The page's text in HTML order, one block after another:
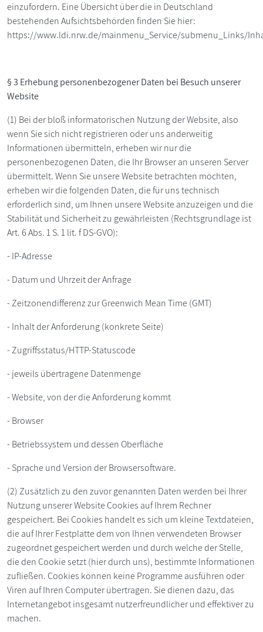
einzufordern. Eine Übersicht über die in Deutschland
bestehenden Aufsichtsbehörden finden Sie hier:
https://www.ldi.nrw.de/mainmenu_Service/submenu_Links/
§ 3 Erhebung personenbezogener Daten bei Besuch unserer
Website
(1) Bei der bloß informatorischen Nutzung der Website, also
wenn Sie sich nicht registrieren oder uns anderweitig
Informationen übermitteln, erheben wir nur die
personenbezogenen Daten, die Ihr Browser an unseren Server
übermittelt. Wenn Sie unsere Website betrachten möchten,
erheben wir die folgenden Daten, die für uns technisch
erforderlich sind, um Ihnen unsere Website anzuzeigen und die
Stabilität und Sicherheit zu gewährleisten (Rechtsgrundlage ist
Art. 6 Abs. 1 S. 1 lit. f DS-GVO):
- IP-Adresse
- Datum und Uhrzeit der Anfrage
- Zeitzonendifferenz zur Greenwich Mean Time (GMT)
- Inhalt der Anforderung (konkrete Seite)
- Zugriffsstatus/HTTP-Statuscode
- jeweils übertragene Datenmenge
- Website, von der die Anforderung kommt
- Browser
- Betriebssystem und dessen Oberfläche
- Sprache und Version der Browsersoftware.
(2) Zusätzlich zu den zuvor genannten Daten werden bei Ihrer
Nutzung unserer Website Cookies auf Ihrem Rechner
gespeichert. Bei Cookies handelt es sich um kleine Textdateien,
die auf Ihrer Festplatte dem von Ihnen verwendeten Browser
zugeordnet gespeichert werden und durch welche der Stelle,
die den Cookie setzt (hier durch uns), bestimmte Informationen
zufließen. Cookies können keine Programme ausführen oder
Viren auf Ihren Computer übertragen. Sie dienen dazu, das
Internetangebot insgesamt nutzerfreundlicher und effektiver zu
machen.